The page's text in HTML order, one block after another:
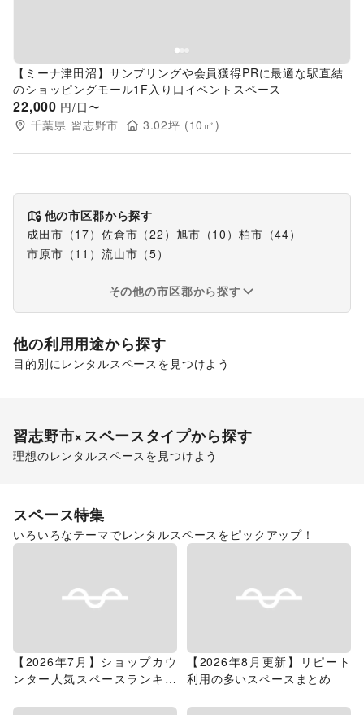
【ミーナ津田沼】サンプリングや会員獲得PRに最適な駅直結
のショッピングモール1F入り口イベントスペース
22,000 円/日〜
千葉県 習志野市 3.02坪 (10 ㎡)
他の市区郡から探す
成田市 （17） 佐倉市 （22 ） 旭市 （10 ） 柏市 （44）
市原市 （11 ） 流山市 （5）
その他の市区郡から探す
他の利用用途から探す
目的別にレンタルスペースを見つけよう
習志野市×スペースタイプから探す
理想のレンタルスペースを見つけよう
スペース特集
いろいろなテーマでレンタルスペースをピックアップ！
【2026年7月】ショップカウ
ンター人気スペースランキン
【2026年8月更新】リピート
利用の多いスペースまとめ